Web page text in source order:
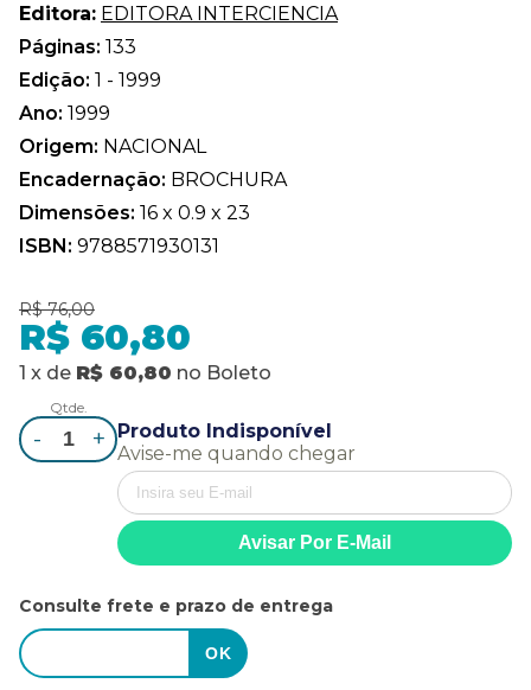
Editora: EDITORA INTERCIENCIA
Páginas: 133
Edição: 1 - 1999
Ano: 1999
Origem: NACIONAL
Encadernação: BROCHURA
Dimensões: 16 x 0.9 x 23
ISBN: 9788571930131
R$ 76,00
R$ 60,80
1 x de R$ 60,80 no Boleto
Qtde.
- +
Produto Indisponível
Avise-me quando chegar
Consulte frete e prazo de entrega